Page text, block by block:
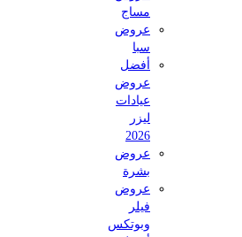
مساج
عروض
أفضل
عروض
عيادات
عروض
بشرة
عروض
وبوتكس